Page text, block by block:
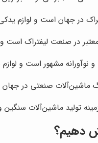
در جهان است و
در صنعت لیفتراک است و
نوآورانه مشهور است و
ماشین‌آلات صنعتی در
تولید ماشین‌آلات
دهیم؟